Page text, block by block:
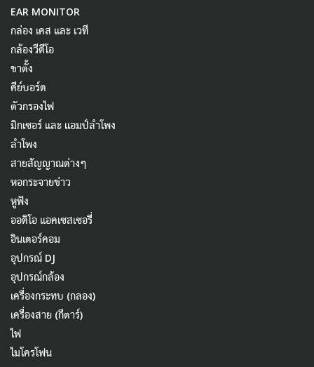
EAR MONITOR
กล่อง เคส และ เวที
กล้องวีดีโอ
ขาตั้ง
คีย์บอร์ด
ตัวกรองไฟ
มิกเซอร์ และ แอมป์ลำโพง
ลำโพง
สายสัญญาณต่างๆ
หอกระจายข่าว
หูฟัง
ออดิโอ แอคเซสเซอรี่
อินเตอร์คอม
อุปกรณ์ DJ
อุปกรณ์กล้อง
เครื่องกระทบ (กลอง)
เครื่องสาย (กีตาร์)
ไฟ
ไมโครโฟน